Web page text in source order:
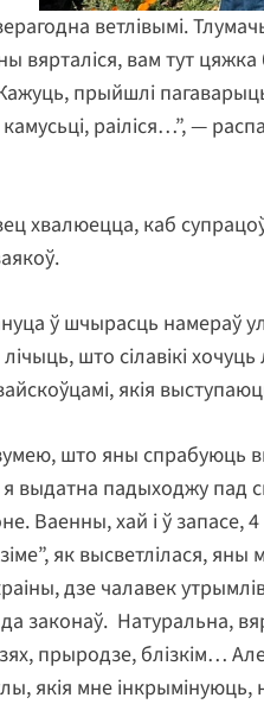
ветлівымі.
вярталіся, вам тут цяжка
прыйшлі
раіліся…”, —
хвалюецца, каб
ў шчырасць намераў
што сілавікі
якія
што яны спрабуюць
выдатна падыходжу пад
Ваенны, хай і ў
як высветлілася,
дзе чалавек
законаў. Натуральна,
прыродзе, блізкім…
якія мне